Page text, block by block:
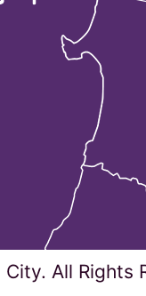
All Rights